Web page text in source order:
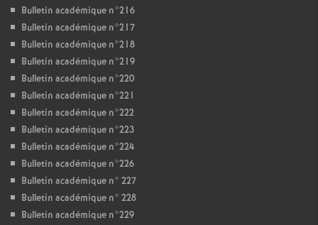
Bulletin académique n°216
Bulletin académique n°217
Bulletin académique n°218
Bulletin académique n°219
Bulletin académique n°220
Bulletin académique n°221
Bulletin académique n°222
Bulletin académique n°223
Bulletin académique n°224
Bulletin académique n°226
Bulletin académique n° 227
Bulletin académique n° 228
Bulletin académique n°229